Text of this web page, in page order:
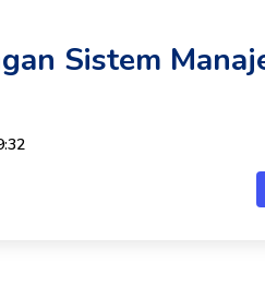
Sistem